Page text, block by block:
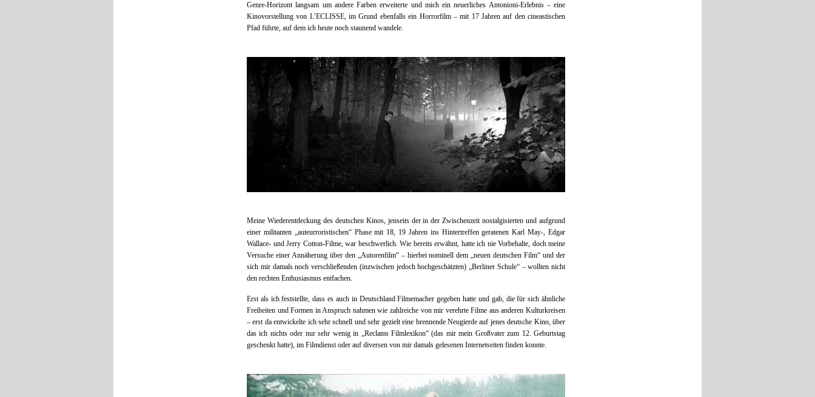
Genre-Horizont langsam um andere Farben erweiterte und mich ein neuerliches Antonioni-Erlebnis – eine
Kinovorstellung von L’ECLISSE, im Grund ebenfalls ein Horrorfilm – mit 17 Jahren auf den cineastischen
Pfad führte, auf dem ich heute noch staunend wandele.
Meine Wiederentdeckung des deutschen Kinos, jenseits der in der Zwischenzeit nostalgisierten und aufgrund
einer militanten „auteurroristischen“ Phase mit 18, 19 Jahren ins Hintertreffen geratenen Karl May-, Edgar
Wallace- und Jerry Cotton-Filme, war beschwerlich. Wie bereits erwähnt, hatte ich nie Vorbehalte, doch meine
Versuche einer Annäherung über den „Autorenfilm“ – hierbei nominell dem „neuen deutschen Film“ und der
sich mir damals noch verschließenden (inzwischen jedoch hochgeschätzten) „Berliner Schule“ – wollten nicht
den rechten Enthusiasmus entfachen.
Erst als ich feststellte, dass es auch in Deutschland Filmemacher gegeben hatte und gab, die für sich ähnliche
Freiheiten und Formen in Anspruch nahmen wie zahlreiche von mir verehrte Filme aus anderen Kulturkreisen
– erst da entwickelte ich sehr schnell und sehr gezielt eine brennende Neugierde auf jenes deutsche Kino, über
das ich nichts oder nur sehr wenig in „Reclams Filmlexikon“ (das mir mein Großvater zum 12. Geburtstag
geschenkt hatte), im Filmdienst oder auf diversen von mir damals gelesenen Internetseiten finden konnte.